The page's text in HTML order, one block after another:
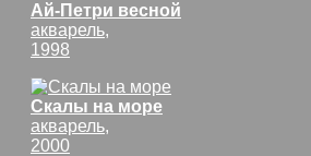
Ай-Петри весной
акварель,
1998
Скалы на море
акварель,
2000